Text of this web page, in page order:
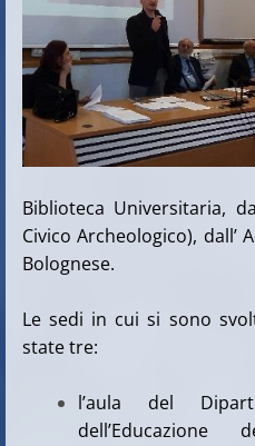
Biblioteca Universitaria,
Civico Archeologico), dall’
Bolognese.
Le sedi in cui si sono
state tre:
l’aula del
dell’Educazione